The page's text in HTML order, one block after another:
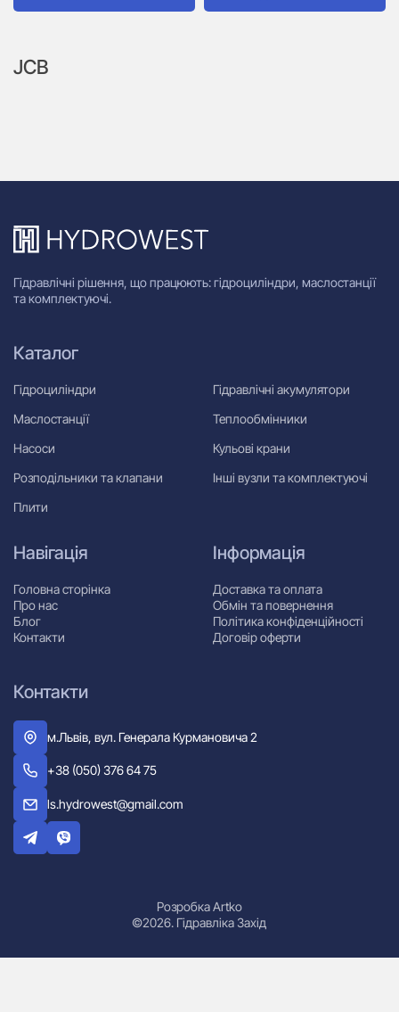
JCB
Гідравлічні рішення, що працюють: гідроциліндри, маслостанції
та комплектуючі.
Навігація
Головна сторінка
Про нас
Блог
Контакти
Каталог
Гідроциліндри
Маслостанції
Насоси
Розподільники та клапани
Плити
Гідравлічні акумулятори
Теплообмінники
Кульові крани
Інші вузли та комплектуючі
Інформація
Доставка та оплата
Обмін та повернення
Політика конфіденційності
Договір оферти
Контакти
м.Львів, вул. Генерала Курмановича 2
+38 (050) 376 64 75
ls.hydrowest@gmail.com
©2026. Гідравліка Захід
Розробка Artko